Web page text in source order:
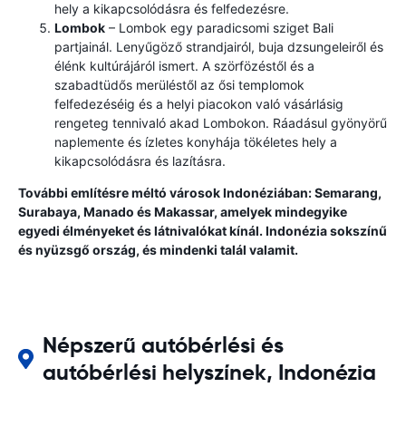
hely a kikapcsolódásra és felfedezésre.
Lombok – Lombok egy paradicsomi sziget Bali
partjainál. Lenyűgöző strandjairól, buja dzsungeleiről és
élénk kultúrájáról ismert. A szörfözéstől és a
szabadtüdős merüléstől az ősi templomok
felfedezéséig és a helyi piacokon való vásárlásig
rengeteg tennivaló akad Lombokon. Ráadásul gyönyörű
naplemente és ízletes konyhája tökéletes hely a
kikapcsolódásra és lazításra.
További említésre méltó városok Indonéziában: Semarang,
Surabaya, Manado és Makassar, amelyek mindegyike
egyedi élményeket és látnivalókat kínál. Indonézia sokszínű
és nyüzsgő ország, és mindenki talál valamit.
Népszerű autóbérlési és
autóbérlési helyszínek, Indonézia